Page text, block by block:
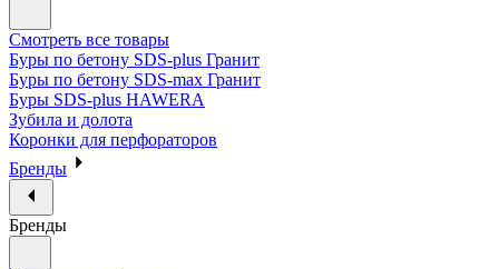
Смотреть все товары
Буры по бетону SDS-plus Гранит
Буры по бетону SDS-max Гранит
Буры SDS-plus HAWERA
Зубила и долота
Коронки для перфораторов
Бренды
Бренды